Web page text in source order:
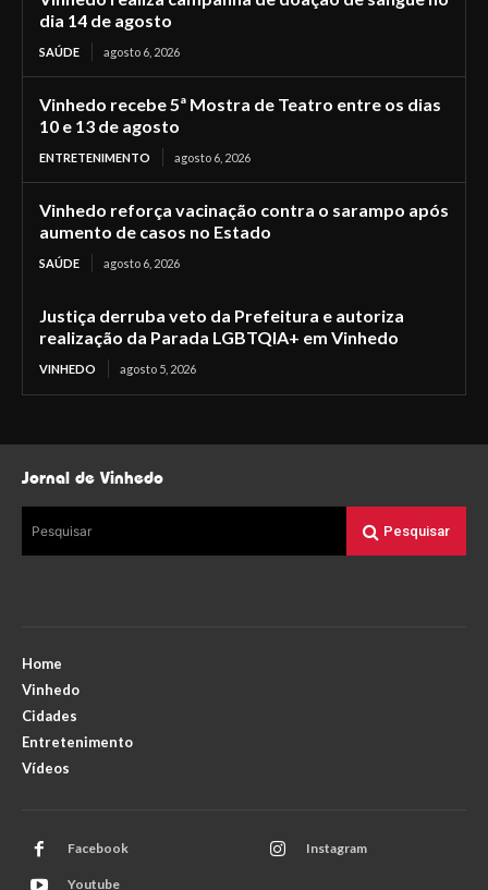
dia 14 de agosto
SAÚDE agosto 6, 2026
Vinhedo recebe 5ª Mostra de Teatro entre os dias
10 e 13 de agosto
ENTRETENIMENTO agosto 6, 2026
Vinhedo reforça vacinação contra o sarampo após
aumento de casos no Estado
SAÚDE agosto 6, 2026
Justiça derruba veto da Prefeitura e autoriza
realização da Parada LGBTQIA+ em Vinhedo
VINHEDO agosto 5, 2026
Jornal de Vinhedo
Pesquisar Pesquisar
Home
Vinhedo
Cidades
Entretenimento
Vídeos
Facebook Instagram
Youtube